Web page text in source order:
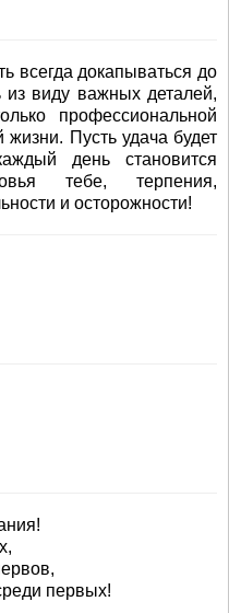
всегда докапываться до
из виду важных деталей,
профессиональной
жизни. Пусть удача будет
день становится
тебе, терпения,
и осторожности!
первых!